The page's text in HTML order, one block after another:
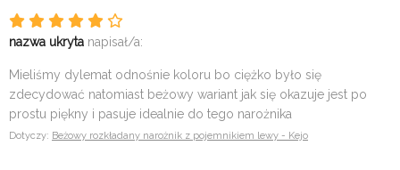
nazwa ukryta napisał/a:
Mieliśmy dylemat odnośnie koloru bo ciężko było się
zdecydować natomiast beżowy wariant jak się okazuje jest po
prostu piękny i pasuje idealnie do tego narożnika
Dotyczy: Beżowy rozkładany narożnik z pojemnikiem lewy - Kejo